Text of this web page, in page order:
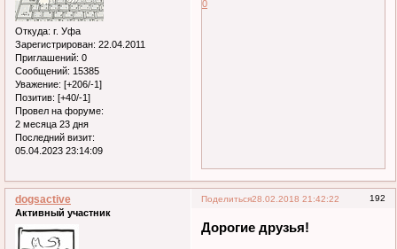
Откуда:г. Уфа
Зарегистрирован
Приглашений:0
Сообщений: 15385
Уважение: [+206/-1]
Позитив: [+40/-1]
2 месяца 23 дня
Последний визит:
05.04.2023 23:14:09
Благодарю за полезную